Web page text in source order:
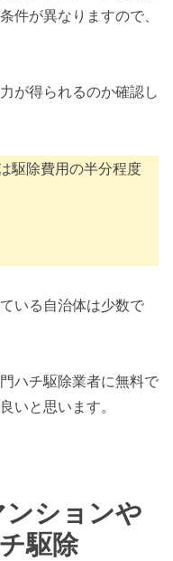
件が異なりますので、
が得られるのか確認し
駆除費用の半分程度
いる自治体は少数で
ハチ駆除業者に無料で
いと思います。
ンションや
駆除